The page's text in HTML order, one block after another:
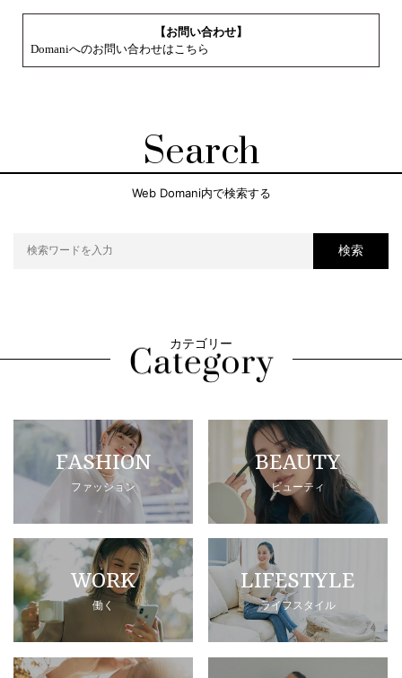
【お問い合わせ】
Domaniへのお問い合わせはこちら
Search
Web Domani内で検索する
検索
カテゴリー
FASHION
ファッション
BEAUTY
ビューティ
WORK
働く
LIFESTYLE
ライフスタイル